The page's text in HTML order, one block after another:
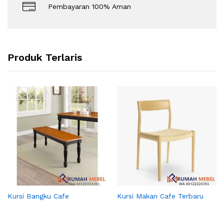
Pembayaran 100% Aman
Produk Terlaris
Kursi Bangku Cafe
Kursi Makan Cafe Terbaru